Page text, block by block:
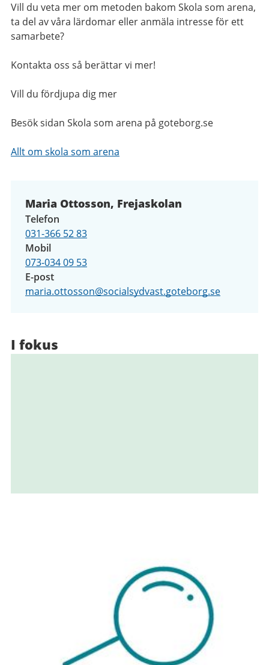
Vill du veta mer om metoden bakom Skola som arena,
ta del av våra lärdomar eller anmäla intresse för ett
samarbete?
Kontakta oss så berättar vi mer!
Vill du fördjupa dig mer
Besök sidan Skola som arena på goteborg.se
Allt om skola som arena
Maria Ottosson, Frejaskolan
Telefon
031-366 52 83
Mobil
073-034 09 53
E-post
maria.ottosson@socialsydvast.goteborg.se
I fokus